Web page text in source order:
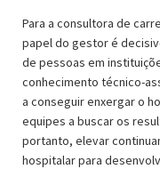
Para a consultora de
papel do gestor é
de pessoas em
conhecimento técnico-
a conseguir enxergar o
equipes a buscar os
portanto, elevar
hospitalar para